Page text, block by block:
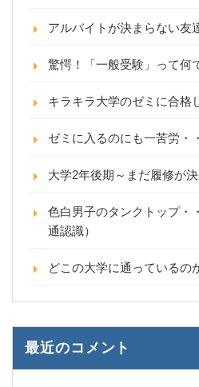
アルバイトが決まらない友
驚愕！「一般受験」って何
キラキラ大学のゼミに合格
ゼミに入るのにも一苦労・
大学2年後期～まだ履修が決
色白男子のタンクトップ・
通認識）
どこの大学に通っているの
最近のコメント